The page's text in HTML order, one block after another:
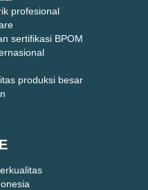
profesional
sertifikasi BPOM
produksi besar